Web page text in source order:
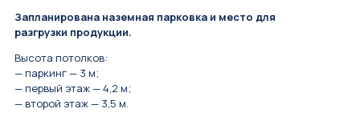
Запланирована наземная парковка и место для
разгрузки продукции.
Высота потолков:
— паркинг — 3 м;
— первый этаж — 4,2 м;
— второй этаж — 3,5 м.